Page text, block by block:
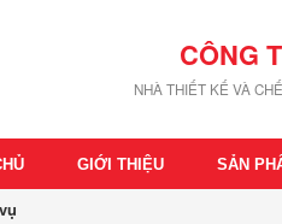
CÔNG
NHÀ THIẾT KẾ VÀ
GIỚI THIỆU SẢN